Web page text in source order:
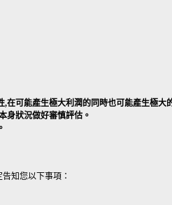
在可能產生極大利潤的同時也可能產生極大
身狀況做好審慎評估。
知您以下事項：